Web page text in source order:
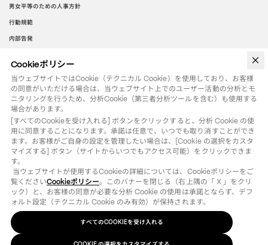
男女平等のための人事方針
行動規範
内部告発
WeChat
©
法律用語 COOKIEの選択をカスタマイズする
Cookieポリシー
当ウェブサイトではCookie（テクニカル Cookie）を使用しており、お客様
の同意がいただける場合は、当ウェブサイト上でのユーザー活動の分析とモ
ニタリングを行うため、分析Cookie（第三者分析ツールを含む）も使用する
場合があります。
[すべてのCookieを受け入れる] ボタンをクリックすると、分析 Cookie の使
用に同意することになります。承諾は任意で、いつでも取り消すことができ
ます。お客様がご自身の設定を管理したい場合は、[Cookie の選択をカスタ
マイズする] ボタン（サイトからいつでもアクセス可能）をクリックできま
す。
覧くださいCookieポリシー。このバナーを閉じる（右上隅の「 X 」をクリ
ック）と、お客様の同意が必要な分析 Cookie の使用は承諾とならず、デフ
ォルト設定（テクニカル Cookie のみ有効）が保持されます。
すべてのCOOKIEを受け入れる